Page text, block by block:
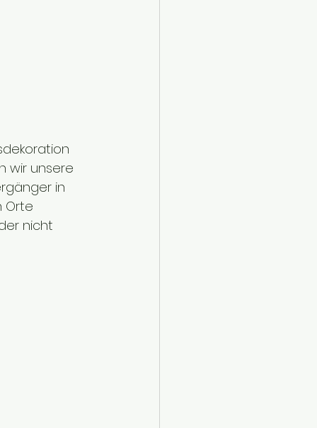
wir unsere
in
Orte
nicht